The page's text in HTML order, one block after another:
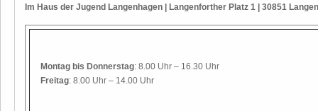
Im Haus der Jugend Langenhagen | Langenforther Platz 1 | 30851
Montag bis Donnerstag: 8.00 Uhr – 16.30 Uhr
Freitag: 8.00 Uhr – 14.00 Uhr